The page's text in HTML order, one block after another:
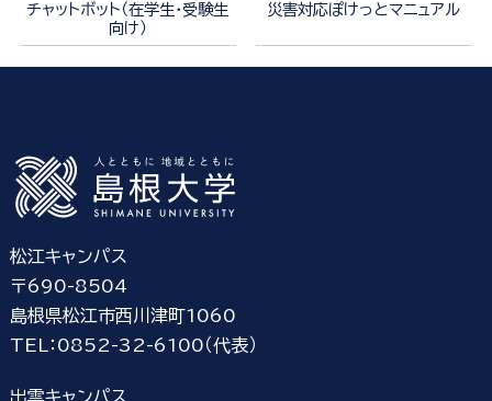
チャットボット（在学生・受験生
向け）
災害対応ぽけっとマニュアル
松江キャンパス
〒690-8504
島根県松江市西川津町1060
TEL：0852-32-6100（代表）
出雲キャンパス